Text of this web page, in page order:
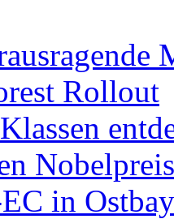
Rollout
in